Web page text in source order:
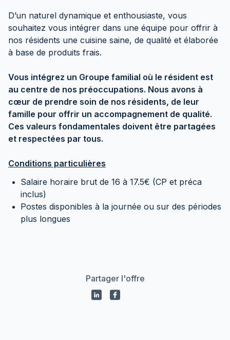
D’un naturel dynamique et enthousiaste, vous
souhaitez vous intégrer dans une équipe pour offrir à
nos résidents une cuisine saine, de qualité et élaborée
à base de produits frais.
Vous intégrez un Groupe familial où le résident est
au centre de nos préoccupations. Nous avons à
cœur de prendre soin de nos résidents, de leur
famille pour offrir un accompagnement de qualité.
Ces valeurs fondamentales doivent être partagées
et respectées par tous.
Conditions particulières
Salaire horaire brut de 16 à 17.5€ (CP et préca
inclus)
Postes disponibles à la journée ou sur des périodes
plus longues
Partager l'offre